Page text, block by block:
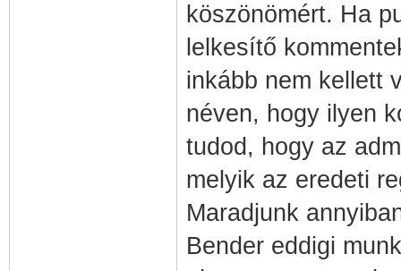
köszönömért. Ha
lelkesítő
inkább nem kellett
néven, hogy ilyen
tudod, hogy az
melyik az eredeti
Maradjunk
Bender eddigi